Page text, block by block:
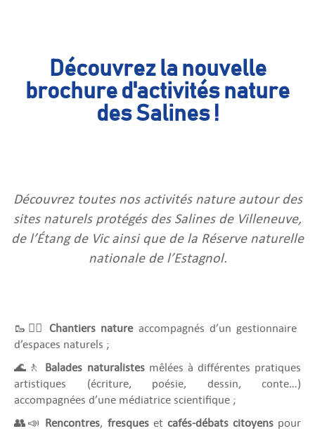
Découvrez la nouvelle
brochure d'activités nature
des Salines !
Découvrez toutes nos activités nature autour des
sites naturels protégés des Salines de Villeneuve,
de l’Étang de Vic ainsi que de la Réserve naturelle
nationale de l’Estagnol.
🥾👷‍♀️Chantiers natureaccompagnés d’un gestionnaire
d’espaces naturels ;
🌊🚶 Balades naturalistesmêlées à différentes pratiques
artistiques (écriture, poésie, dessin, conte…)
accompagnées d’une médiatrice scientifique ;
👥📣 Rencontres, fresqueset cafés-débats citoyenspour